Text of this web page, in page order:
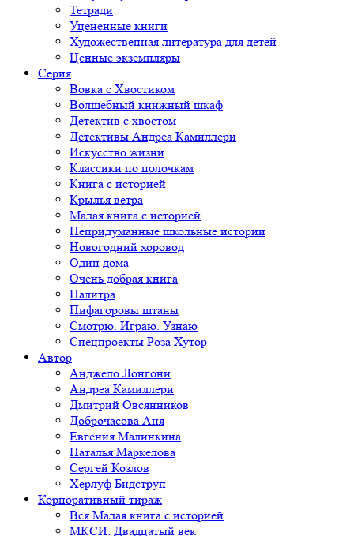
Тетради
Уцененные книги
Художественная литература для детей
Ценные экземпляры
Серия
Вовка с Хвостиком
Волшебный книжный шкаф
Детектив с хвостом
Детективы Андреа Камиллери
Искусство жизни
Классики по полочкам
Книга с историей
Крылья ветра
Малая книга с историей
Непридуманные школьные истории
Новогодний хоровод
Один дома
Очень добрая книга
Палитра
Пифагоровы штаны
Смотрю. Играю. Узнаю
Спецпроекты Роза Хутор
Автор
Анджело Лонгони
Андреа Камиллери
Дмитрий Овсянников
Доброчасова Аня
Евгения Малинкина
Наталья Маркелова
Сергей Козлов
Херлуф Бидструп
Корпоративный тираж
Вся Малая книга с историей
МКСИ: Двадцатый век